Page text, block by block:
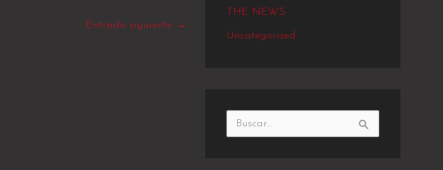
Entrada siguiente →
THE NEWS
Uncategorized